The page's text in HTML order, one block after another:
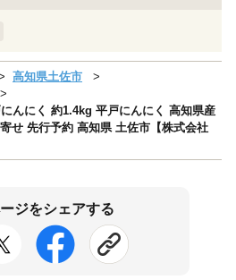
高知県土佐市
んにく 約1.4kg 平戸にんにく 高知県産
せ 先行予約 高知県 土佐市【株式会社
ジをシェアする